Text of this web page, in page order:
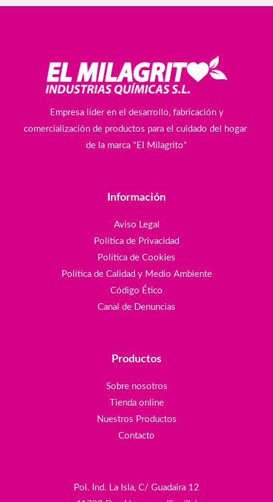
Empresa líder en el desarrollo, fabricación y
comercialización de productos para el cuidado del hogar
de la marca "El Milagrito"
Información
Aviso Legal
Política de Privacidad
Política de Cookies
Política de Calidad y Medio Ambiente
Código Ético
Canal de Denuncias
Productos
Sobre nosotros
Tienda online
Nuestros Productos
Contacto
Pol. Ind. La Isla, C/ Guadaira 12